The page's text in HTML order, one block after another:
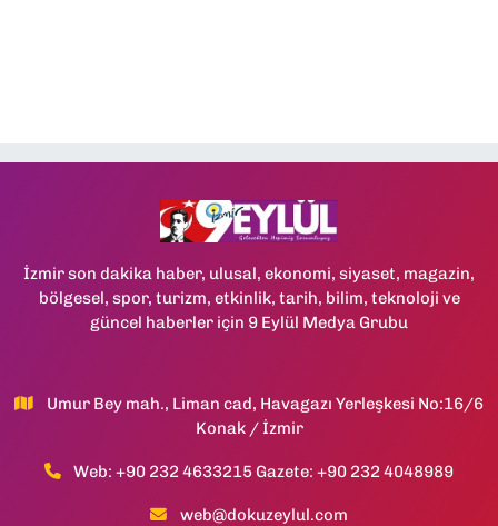
İzmir son dakika haber, ulusal, ekonomi, siyaset, magazin,
bölgesel, spor, turizm, etkinlik, tarih, bilim, teknoloji ve
güncel haberler için 9 Eylül Medya Grubu
Umur Bey mah., Liman cad, Havagazı Yerleşkesi No:16/6
Konak / İzmir
Web: +90 232 4633215 Gazete: +90 232 4048989
web@dokuzeylul.com